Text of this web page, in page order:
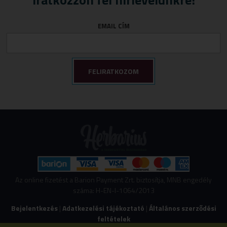
Légzőszervek egészsége
Mozgásszervi panaszok
Savlekötők
Stresszkezelés
Szív és érrendszeri támogatók
Vércukorszint szabályozás
EMAIL CÍM
Az online fizetést a Barion Payment Zrt. biztosítja, MNB engedély
száma: H-EN-I-1064/2013
Bejelentkezés |Adatkezelési tájékoztató |Általános szerződési
feltételek